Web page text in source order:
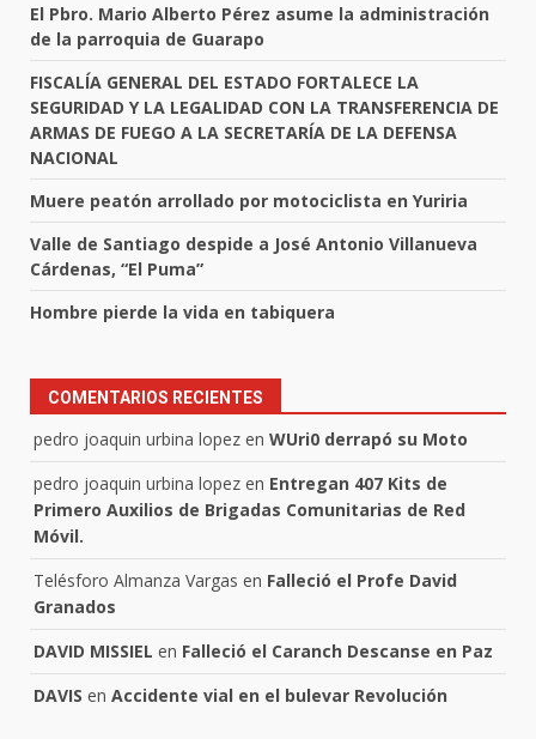
El Pbro. Mario Alberto Pérez asume la administración
de la parroquia de Guarapo
FISCALÍA GENERAL DEL ESTADO FORTALECE LA
SEGURIDAD Y LA LEGALIDAD CON LA TRANSFERENCIA DE
ARMAS DE FUEGO A LA SECRETARÍA DE LA DEFENSA
NACIONAL
Muere peatón arrollado por motociclista en Yuriria
Valle de Santiago despide a José Antonio Villanueva
Cárdenas, “El Puma”
Hombre pierde la vida en tabiquera
COMENTARIOS RECIENTES
pedro joaquin urbina lopez en WUri0 derrapó su Moto
pedro joaquin urbina lopez en Entregan 407 Kits de
Primero Auxilios de Brigadas Comunitarias de Red
Móvil.
Telésforo Almanza Vargas en Falleció el Profe David
Granados
DAVID MISSIEL en Falleció el Caranch Descanse en Paz
DAVIS en Accidente vial en el bulevar Revolución